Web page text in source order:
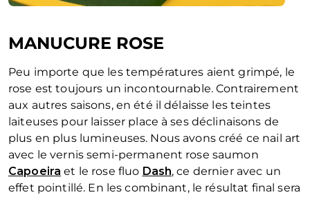
MANUCURE ROSE
Peu importe que les températures aient grimpé, le
rose est toujours un incontournable. Contrairement
aux autres saisons, en été il délaisse les teintes
laiteuses pour laisser place à ses déclinaisons de
plus en plus lumineuses. Nous avons créé ce nail art
avec le vernis semi-permanent rose saumon
Capoeira et le rose fluo Dash, ce dernier avec un
effet pointillé. En les combinant, le résultat final sera